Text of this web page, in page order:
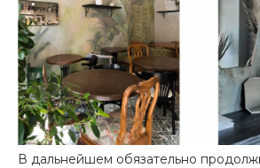
В дальнейшем обязательно